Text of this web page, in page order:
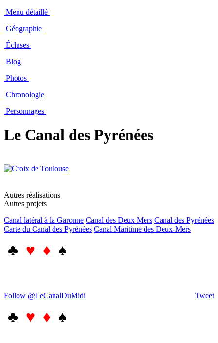
Menu détaillé
Géographie
Écluses
Blog
Photos
Chronologie
Personnages
Le Canal des Pyrénées
Autres réalisations
Autres projets
Canal latéral à la Garonne Canal des Deux Mers Canal des Pyrénées
Carte du Canal des Pyrénées Canal Maritime des Deux-Mers
♣ ♥ ♦ ♠
Tweet
Follow @LeCanalDuMidi
♣ ♥ ♦ ♠